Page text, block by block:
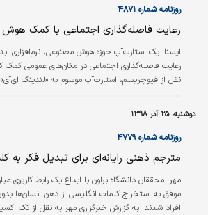
روزنامه شماره ۴۸۷۱
رعایت فاصله‌گذاری اجتماعی با کمک
ایسنا: یک استارت‌آپ حوزه هوش مصنوعی، نرم‌افزاری
رعایت فاصله‌گذاری اجتماعی در مکان‌های عمومی کمک
فاصله‌گذاری اجتماعی را رعایت می‌کنند یا خیر. در
این نرم‌افزار جدید منتشر کرده، آمده است: «لندینگ
فاصله‌گذاری ابداع کرده که مبتنی بر هوش مصنوعی
دوشنبه، ۲۵ آذر ۱۳۹۸
روزنامه شماره ۴۷۷۹
مترجم ذهنی رایانه‌ای برای تبدیل فکر به
مهر: محققان دانشگاه براون با ابداع یک رابط کاربری
موفق به استخراج کلمات انگلیسی از ذهن انسان‌ها
افراد شدند. به گزارش خبرگزاری مهر به نقل از تک